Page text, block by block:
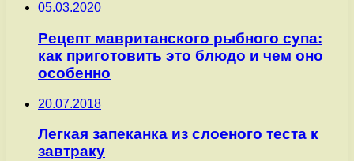
05.03.2020
Рецепт мавританского рыбного супа:
как приготовить это блюдо и чем оно
особенно
20.07.2018
Легкая запеканка из слоеного теста к
завтраку